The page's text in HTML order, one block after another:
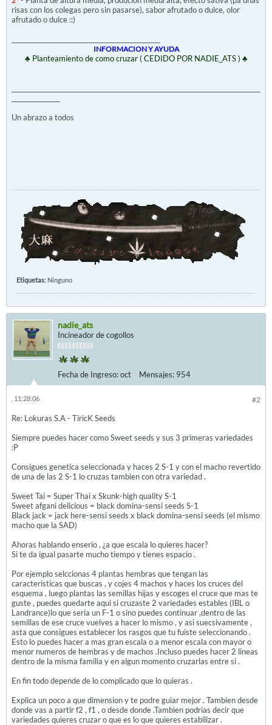
risas con los colegas pero sin pasarse), sabor afrutado o dulce, olor
afrutado o dulce ::)
INFORMACION Y AYUDA
♣ Planteamiento de como cruzar ( CEDIDO POR NADIE_ATS ) ♣
Un abrazo a todos
Etiquetas: Ninguno
nadie_ats
Incineador de cogollos
Fecha de Ingreso:oct Mensajes: 954
#2
, 11:28:06
Re: Lokuras S.A - TiricK Seeds
Siempre puedes hacer como Sweet seeds y sus 3 primeras variedades
:P
Consigues genetica seleccionada y haces 2 S-1 y con el macho revertido
de una de las 2 S-1 lo cruzas tambien con otra variedad .
Sweet Tai = Super Thai x Skunk-high quality S-1
Sweet afgani delicious = black domina-sensi seeds S-1
Black jack = jack here-sensi seeds x black domina-sensi seeds (el mismo
macho que la SAD)
Ahoras hablando enserio , ¿a que escala lo quieres hacer?
Si te da igual pasarte mucho tiempo y tienes espacio .
Por ejemplo selccionas 4 plantas hembras que tengan las
caracteristicas que buscas , y cojes 4 machos y haces los cruces del
esquema , luego plantas las semillas hijas y escoges el cruce que mas te
guste , puedes quedarte aqui si cruzaste 2 variedades estables (IBL o
Landrance)lo que seria un F-1 o sino puedes continuar ,dentro de las
semillas de ese cruce vuelves a hacer lo mismo , y asi suecsivamente ,
asta que consigues establecer los rasgos que tu fuiste seleccionando .
Esto lo puedes hacer a mas gran escala o a menor escala con mayor o
menor numeros de hembras y de machos .Incluso puedes hacer 2 lineas
dentro de la misma familia y en algun momento cruzarlas entre si .
En fin todo depende de lo complicado que lo quieras .
Explica un poco a que dimension y te podre guiar mejor . Tambien desde
donde vas a partir f2 , f1 , o desde donde .Tambien podrias decir que
variedades quieres cruzar o que es lo que quieres estabilizar .